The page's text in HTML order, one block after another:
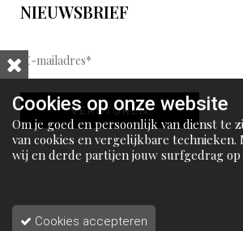
NIEUWSBRIEF
E
-
m
a
i
l
d
VERSTUREN
Cookies op onze website
Om je goed en persoonlijk van dienst te
van cookies en vergelijkbare technieken.
wij en derde partijen jouw surfgedrag op
Cookies accepteren